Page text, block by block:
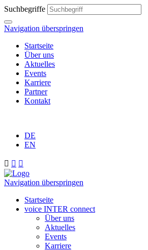
Suchbegriffe
Navigation überspringen
Startseite
Über uns
Aktuelles
Events
Karriere
Partner
Kontakt
DE
EN
  
Navigation überspringen
Startseite
voice INTER connect
Über uns
Aktuelles
Events
Karriere